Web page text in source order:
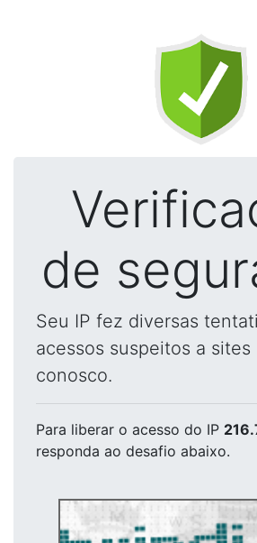
de
Seu IP fez diversas
acessos suspeitos a sites
conosco.
Para liberar o acesso do IP
responda ao desafio abaixo.